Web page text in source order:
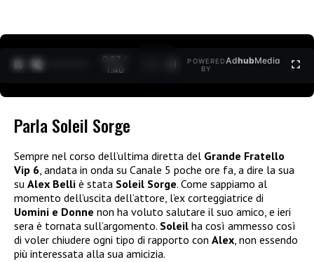
0:27 /
1:40
POWERED
BY
AdhubMedia
Parla Soleil Sorge
Sempre nel corso dell’ultima diretta del Grande Fratello
Vip 6, andata in onda su Canale 5 poche ore fa, a dire la sua
su Alex Belli è stata Soleil Sorge. Come sappiamo al
momento dell’uscita dell’attore, l’ex corteggiatrice di
Uomini e Donne non ha voluto salutare il suo amico, e ieri
sera è tornata sull’argomento. Soleil ha così ammesso così
di voler chiudere ogni tipo di rapporto con Alex, non essendo
più interessata alla sua amicizia.